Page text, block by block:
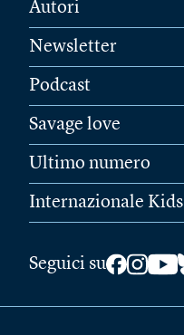
Autori
Newsletter
Podcast
Savage love
Ultimo numero
Internazionale Kids
Seguici su